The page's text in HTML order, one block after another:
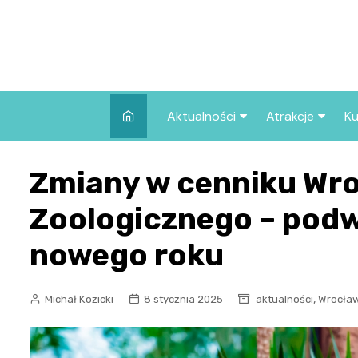
Aktualności
Wszystkie wpisy
Atrakcje
we Wrocławiu
Co warto
Wrocławiu?
Zmiany w cenniku
Zoologicznego –
nowego roku
Michał Kozicki 8 stycznia 2025 aktualności,